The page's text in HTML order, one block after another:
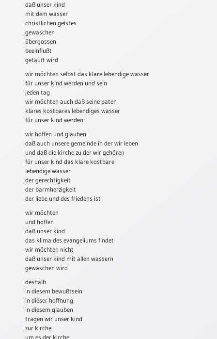
Erstkommunion
Liebe
(Jubel)Hochzeit
Einzug
Frühjahr
Ostern
Weihnachten
Neutral
Urkunden
Sortimente
Themen
Anlässe
Taufe
Patenamt
Konfirmation
Konfirmationsjubiläum
daß unser kind
mit dem wasser
christlichen geistes
gewaschen
übergossen
beeinflußt
getauft wird
wir möchten selbst das klare lebendige wasser
für unser kind werden und sein
jeden tag
wir möchten auch daß seine paten
klares kostbares lebendiges wasser
für unser kind werden
wir hoffen und glauben
daß auch unsere gemeinde in der wir leben
und daß die kirche zu der wir gehören
für unser kind das klare kostbare
lebendige wasser
der gerechtigkeit
der barmherzigkeit
der liebe und des friedens ist
wir möchten
und hoffen
daß unser kind
das klima des evangeliums findet
wir möchten nicht
daß unser kind mit allen wassern
gewaschen wird
deshalb
in diesem bewußtsein
in dieser hoffnung
in diesem glauben
tragen wir unser kind
zur kirche
um es der kirche